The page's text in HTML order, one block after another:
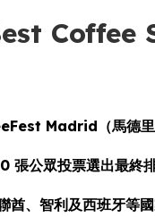
Coffee
Madrid（馬德
張公眾投票選出最終
、智利及西班牙等